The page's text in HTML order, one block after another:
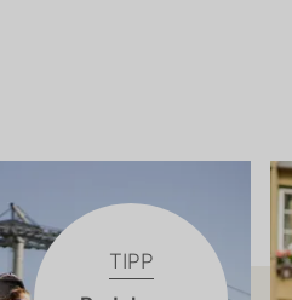
TIPP